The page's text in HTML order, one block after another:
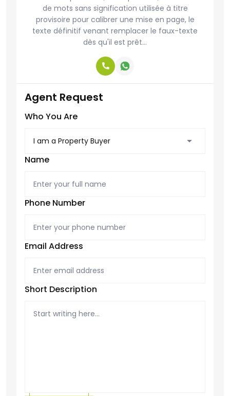
de mots sans signification utilisée à titre
provisoire pour calibrer une mise en page, le
texte définitif venant remplacer le faux-texte
dès qu'il est prêt...
Agent Request
Who You Are
Name
Phone Number
Email Address
Short Description